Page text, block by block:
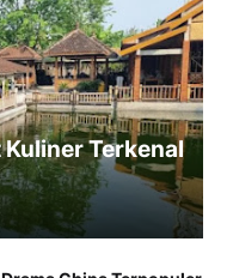
Kuliner Terkenal